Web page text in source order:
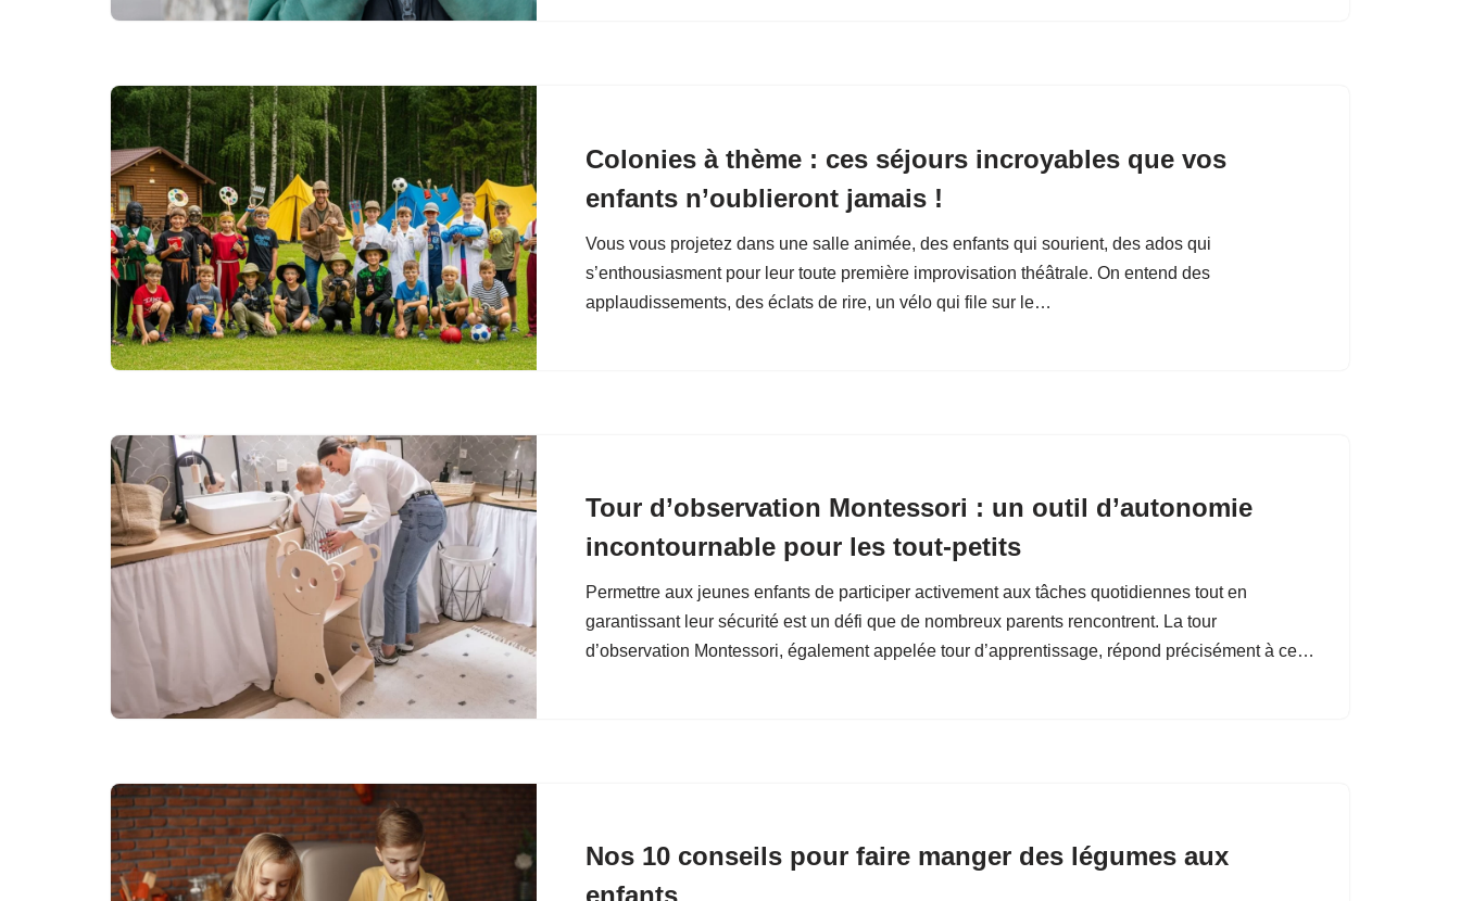
Colonies à thème : ces séjours incroyables que vos
enfants n’oublieront jamais !
Vous vous projetez dans une salle animée, des enfants qui sourient, des ados qui
s’enthousiasment pour leur toute première improvisation théâtrale. On entend des
applaudissements, des éclats de rire, un vélo qui file sur le…
Tour d’observation Montessori : un outil d’autonomie
incontournable pour les tout-petits
Permettre aux jeunes enfants de participer activement aux tâches quotidiennes tout en
garantissant leur sécurité est un défi que de nombreux parents rencontrent. La tour
d’observation Montessori, également appelée tour d’apprentissage, répond précisément à ce…
Nos 10 conseils pour faire manger des légumes aux